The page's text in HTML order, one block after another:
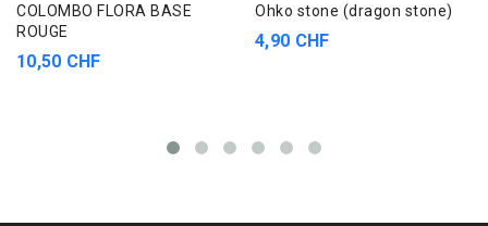
COLOMBO FLORA BASE
ROUGE
10,50 CHF
Ohko stone (dragon stone)
4,90 CHF